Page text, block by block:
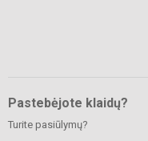
Pastebėjote klaidų?
Turite pasiūlymų?